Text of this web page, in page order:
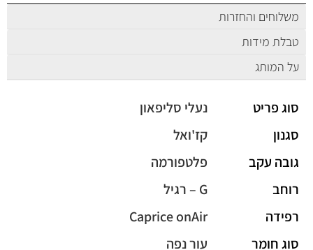
משלוחים והחזרות
טבלת מידות
על המותג
סוג פריט
נעלי סליפאון
סגנון
קז'ואל
גובה עקב
פלטפורמה
רוחב
G – רגיל
רפידה
Caprice onAir
סוג חומר
עור נפה